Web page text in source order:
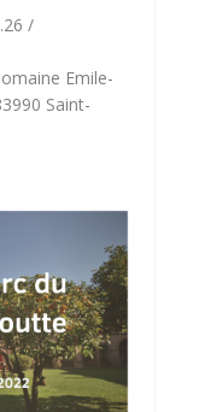
/
Emile-
Saint-